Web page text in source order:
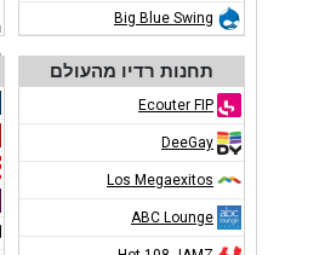
Big Blue Swing
תחנות רדיו מהעולם
Ecouter FIP
DeeGay
Los Megaexitos
ABC Lounge